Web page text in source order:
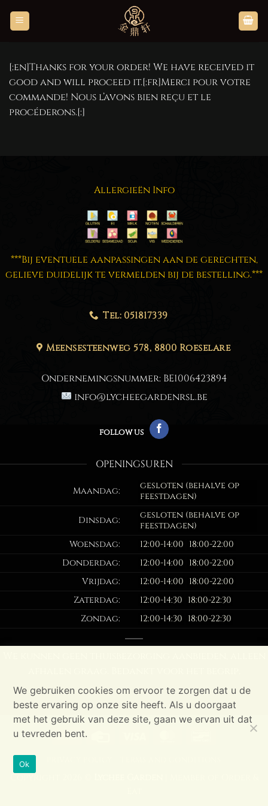
[:en]Thanks for your order! We have received it
good and will proceed it.[:fr]Merci pour votre
commande! Nous l’avons bien reçu et le
procéderons.[:]
Allergieën Info
***Bij eventuele aanpassingen aan de gerechten,
gelieve duidelijk te vermelden bij de bestelling.***
Tel: 051817339
Meensesteenweg 578, 8800 Roeselare
Ondernemingsnummer: BE1006423894
info@lycheegardenrsl.be
follow us
OPENINGSUREN
Maandag:
gesloten (behalve op
feestdagen)
Dinsdag:
gesloten (behalve op
feestdagen)
Woensdag:
12:00-14:00 18:00-22:00
Donderdag:
12:00-14:00 18:00-22:00
Vrijdag:
12:00-14:00 18:00-22:00
Zaterdag:
12:00-14:30 18:00-22:30
Zondag:
12:00-14:30 18:00-22:30
Cash
We gebruiken cookies om ervoor te zorgen dat u de
beste ervaring op onze site heeft. Als u doorgaat
met het gebruik van deze site, gaan we ervan uit dat
u tevreden bent.
Ok